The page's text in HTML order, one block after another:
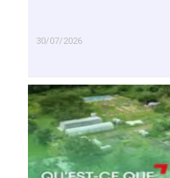
30/07/2026
EN SAVOIR PLUS